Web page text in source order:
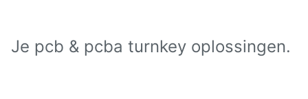
Je pcb & pcba turnkey oplossingen.